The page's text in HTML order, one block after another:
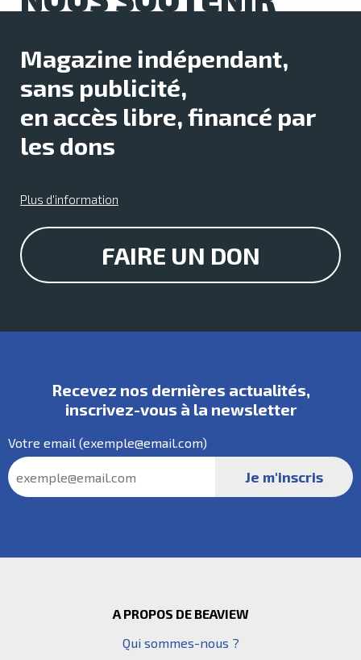
Magazine indépendant,
sans publicité,
en accès libre, financé par
les dons
Plus d'information
FAIRE UN DON
Recevez nos dernières actualités,
inscrivez-vous à la newsletter
Votre email (exemple@email.com)
A PROPOS DE BEAVIEW
Qui sommes-nous ?